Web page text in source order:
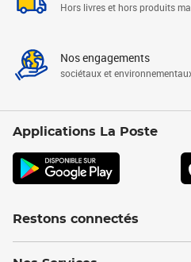
Hors livres et hors produits
Nos engagements
sociétaux et
Applications La Poste
Restons connectés